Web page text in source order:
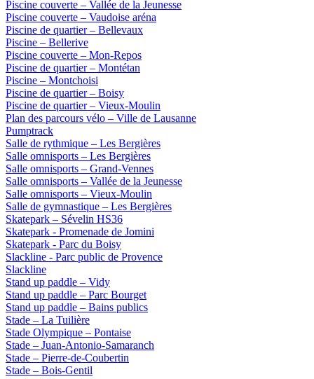
Piscine couverte – Vallée de la Jeunesse
Piscine couverte – Vaudoise aréna
Piscine de quartier – Bellevaux
Piscine – Bellerive
Piscine couverte – Mon-Repos
Piscine de quartier – Montétan
Piscine – Montchoisi
Piscine de quartier – Boisy
Piscine de quartier – Vieux-Moulin
Plan des parcours vélo – Ville de Lausanne
Pumptrack
Salle de rythmique – Les Bergières
Salle omnisports – Les Bergières
Salle omnisports – Grand-Vennes
Salle omnisports – Vallée de la Jeunesse
Salle omnisports – Vieux-Moulin
Salle de gymnastique – Les Bergières
Skatepark – Sévelin HS36
Skatepark - Promenade de Jomini
Skatepark - Parc du Boisy
Slackline - Parc public de Provence
Slackline
Stand up paddle – Vidy
Stand up paddle – Parc Bourget
Stand up paddle – Bains publics
Stade – La Tuilière
Stade Olympique – Pontaise
Stade – Juan-Antonio-Samaranch
Stade – Pierre-de-Coubertin
Stade – Bois-Gentil